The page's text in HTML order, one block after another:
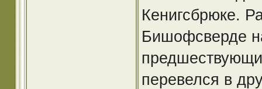
Кенигсбрюке.
Бишофсверде
перевелся в